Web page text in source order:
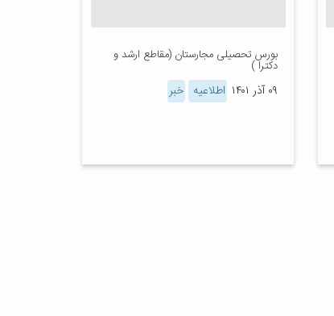
بورس تحصیلی مجارستان (مقاطع ارشد و
دکترا )
۰۹ آذر ۱۴۰۱ اطلاعیه خبر